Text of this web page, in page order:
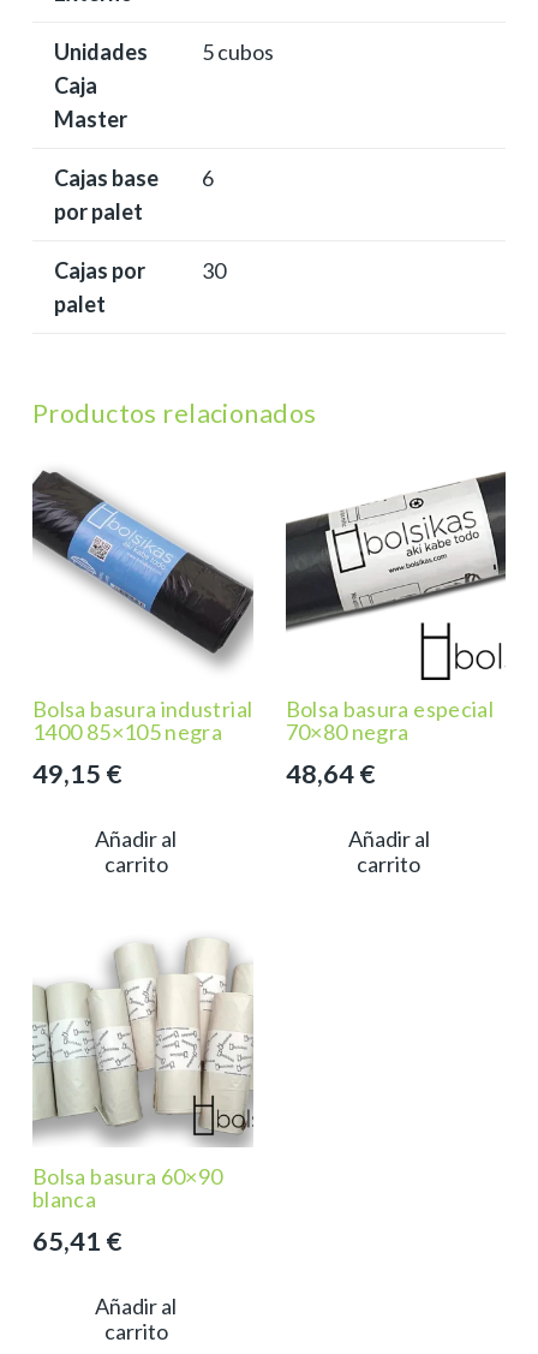
Unidades
Caja
Master
5 cubos
Cajas base
por palet
6
Cajas por
palet
30
Productos relacionados
Bolsa basura industrial
1400 85×105 negra
49,15 €
Añadir al
carrito
Bolsa basura especial
70×80 negra
48,64€
Añadir al
carrito
Bolsa basura 60×90
blanca
65,41 €
Añadir al
carrito